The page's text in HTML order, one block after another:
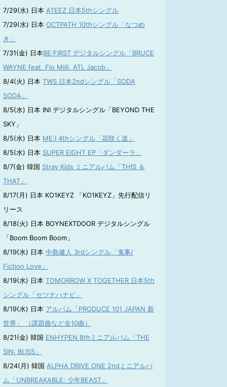
7/29(水) 日本 ATEEZ 日本5thシングル
7/29(水) 日本 OCTPATH 10thシングル「なつめ
き」
7/31(金) 日本BE:FIRST デジタルシングル「BRUCE
WAYNE feat. Flo Milli, ATL Jacob」
8/4(火) 日本 TWS 日本2ndシングル「SODA
SODA」
8/5(水) 日本 INI デジタルシングル「BEYOND THE
SKY」
8/5(水) 日本 ME:I 4thシングル「花咲く道」
8/5(水) 日本 SUPER EIGHT EP「ダンダーラ」
8/7(金) 韓国 Stray Kids ミニアルバム「THIS ＆
THAT」
8/17(月) 日本 KO1KEYZ 「KO1KEYZ」先行配信リ
リース
8/18(火) 日本 BOYNEXTDOOR デジタルシングル
「Boom Boom Boom」
8/19(水) 日本 中島健人 3rdシングル「鬼事/
Fiction Love」
8/19(水) 日本 TOMORROW X TOGETHER 日本5th
シングル「セツナハナビ」
8/19(水) 日本 アルバム「PRODUCE 101 JAPAN 新
世界」 （課題曲など全10曲）
8/21(金) 韓国 ENHYPEN 8thミニアルバム「THE
SIN: BLISS」
8/24(月) 韓国 ALPHA DRIVE ONE 2ndミニアルバ
ム「UNBREAKABLE: 少年BEAST」